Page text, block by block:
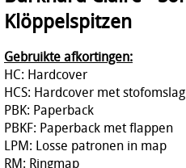
Klöppelspitzen
Gebruikte afkortingen:
HC: Hardcover
HCS: Hardcover met stofomslag
PBK: Paperback
PBKF: Paperback met flappen
LPM: Losse patronen in map
RM: Ringmap